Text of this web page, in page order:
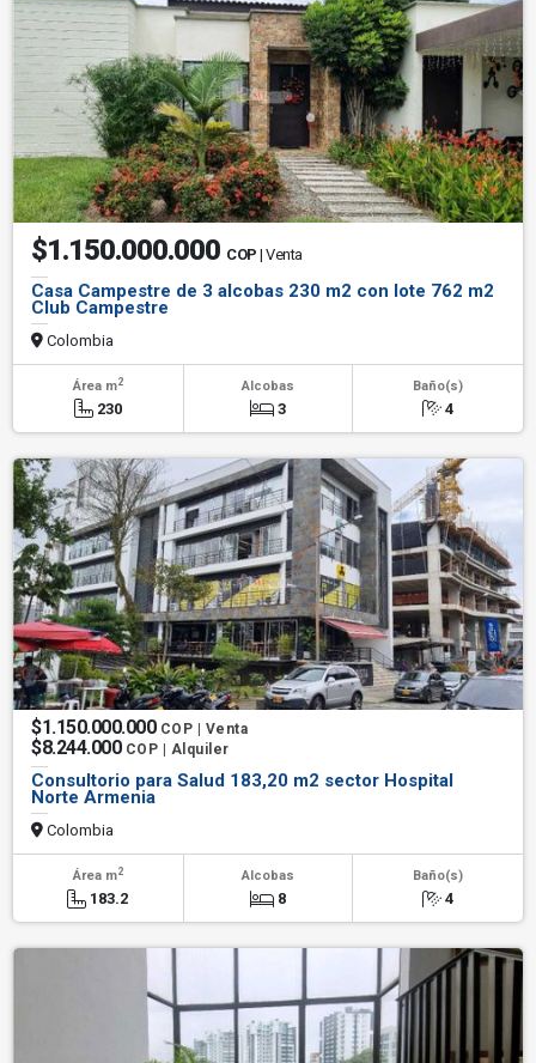
$1.150.000.000 COP | Venta
Casa Campestre de 3 alcobas 230 m2 con lote 762 m2
Club Campestre
Colombia
Área m2
230
Alcobas
3
Baño(s)
4
$1.150.000.000 COP | Venta
$8.244.000 COP | Alquiler
Consultorio para Salud 183,20 m2 sector Hospital
Norte Armenia
Colombia
Área m2
183.2
Alcobas
8
Baño(s)
4